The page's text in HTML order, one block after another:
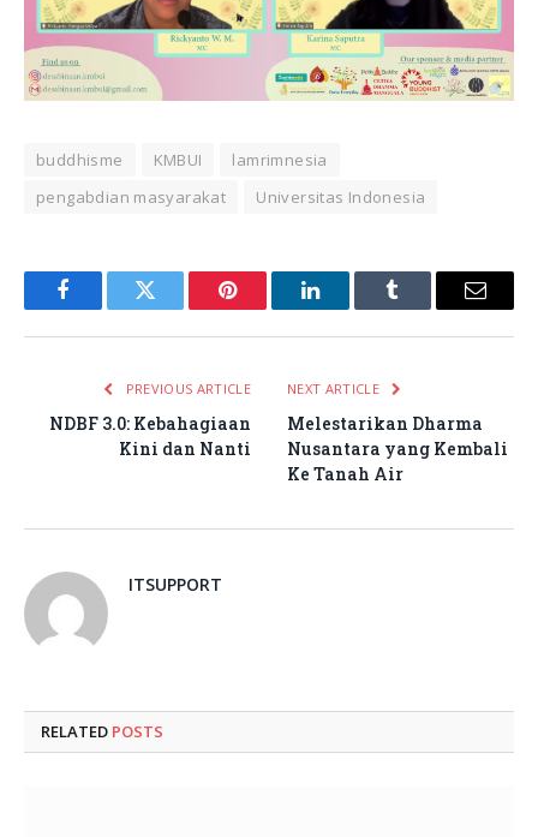
buddhisme KMBUI
lamrimnesia
pengabdian masyarakat
Universitas Indonesia
FacebookTwitter Pinterest LinkedInTumblr Email
PREVIOUS ARTICLE
NDBF 3.0: Kebahagiaan
Kini dan Nanti
NEXT ARTICLE
Melestarikan Dharma
Nusantara yang Kembali
Ke Tanah Air
ITSUPPORT
RELATED POSTS